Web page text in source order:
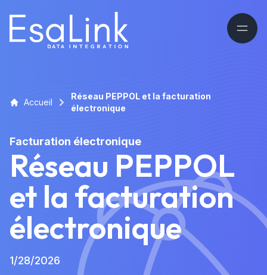
Accueil
Réseau PEPPOL et la facturation
électronique
Facturation électronique
Réseau PEPPOL
et la facturation
électronique
1/28/2026